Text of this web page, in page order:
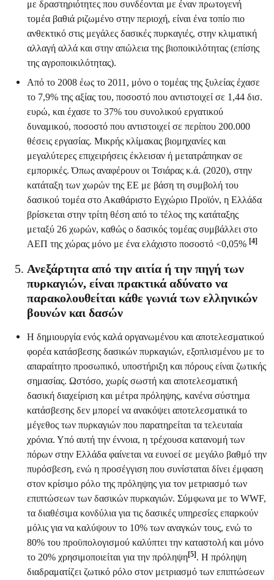
με δραστηριότητες που συνδέονται με έναν πρωτογενή
τομέα βαθιά ριζωμένο στην περιοχή, είναι ένα τοπίο πιο
ανθεκτικό στις μεγάλες δασικές πυρκαγιές, στην κλιματική
αλλαγή αλλά και στην απώλεια της βιοποικιλότητας (επίσης
της αγροποικιλότητας).
Από το 2008 έως το 2011, μόνο ο τομέας της ξυλείας έχασε
το 7,9% της αξίας του, ποσοστό που αντιστοιχεί σε 1,44 δισ.
ευρώ, και έχασε το 37% του συνολικού εργατικού
δυναμικού, ποσοστό που αντιστοιχεί σε περίπου 200.000
θέσεις εργασίας. Μικρής κλίμακας βιομηχανίες και
μεγαλύτερες επιχειρήσεις έκλεισαν ή μετατράπηκαν σε
εμπορικές. Όπως αναφέρουν οι Τσιάρας κ.ά. (2020), στην
κατάταξη των χωρών της ΕΕ με βάση τη συμβολή του
δασικού τομέα στο Ακαθάριστο Εγχώριο Προϊόν, η Ελλάδα
βρίσκεται στην τρίτη θέση από το τέλος της κατάταξης
μεταξύ 26 χωρών, καθώς ο δασικός τομέας συμβάλλει στο
ΑΕΠ της χώρας μόνο με ένα ελάχιστο ποσοστό <0,05% [4]
Ανεξάρτητα από την αιτία ή την πηγή των
πυρκαγιών, είναι πρακτικά αδύνατο να
παρακολουθείται κάθε γωνιά των ελληνικών
βουνών και δασών
Η δημιουργία ενός καλά οργανωμένου και αποτελεσματικού
φορέα κατάσβεσης δασικών πυρκαγιών, εξοπλισμένου με το
απαραίτητο προσωπικό, υποστήριξη και πόρους είναι ζωτικής
σημασίας. Ωστόσο, χωρίς σωστή και αποτελεσματική
δασική διαχείριση και μέτρα πρόληψης, κανένα σύστημα
κατάσβεσης δεν μπορεί να ανακόψει αποτελεσματικά το
μέγεθος των πυρκαγιών που παρατηρείται τα τελευταία
χρόνια. Υπό αυτή την έννοια, η τρέχουσα κατανομή των
πόρων στην Ελλάδα φαίνεται να ευνοεί σε μεγάλο βαθμό την
πυρόσβεση, ενώ η προσέγγιση που συνίσταται δίνει έμφαση
στον κρίσιμο ρόλο της πρόληψης για τον μετριασμό των
επιπτώσεων των δασικών πυρκαγιών. Σύμφωνα με το WWF,
τα διαθέσιμα κονδύλια για τις δασικές υπηρεσίες επαρκούν
μόλις για να καλύψουν το 10% των αναγκών τους, ενώ το
80% του προϋπολογισμού καλύπτει την καταστολή και μόνο
το 20% χρησιμοποιείται για την πρόληψη[5]. Η πρόληψη
διαδραματίζει ζωτικό ρόλο στον μετριασμό των επιπτώσεων